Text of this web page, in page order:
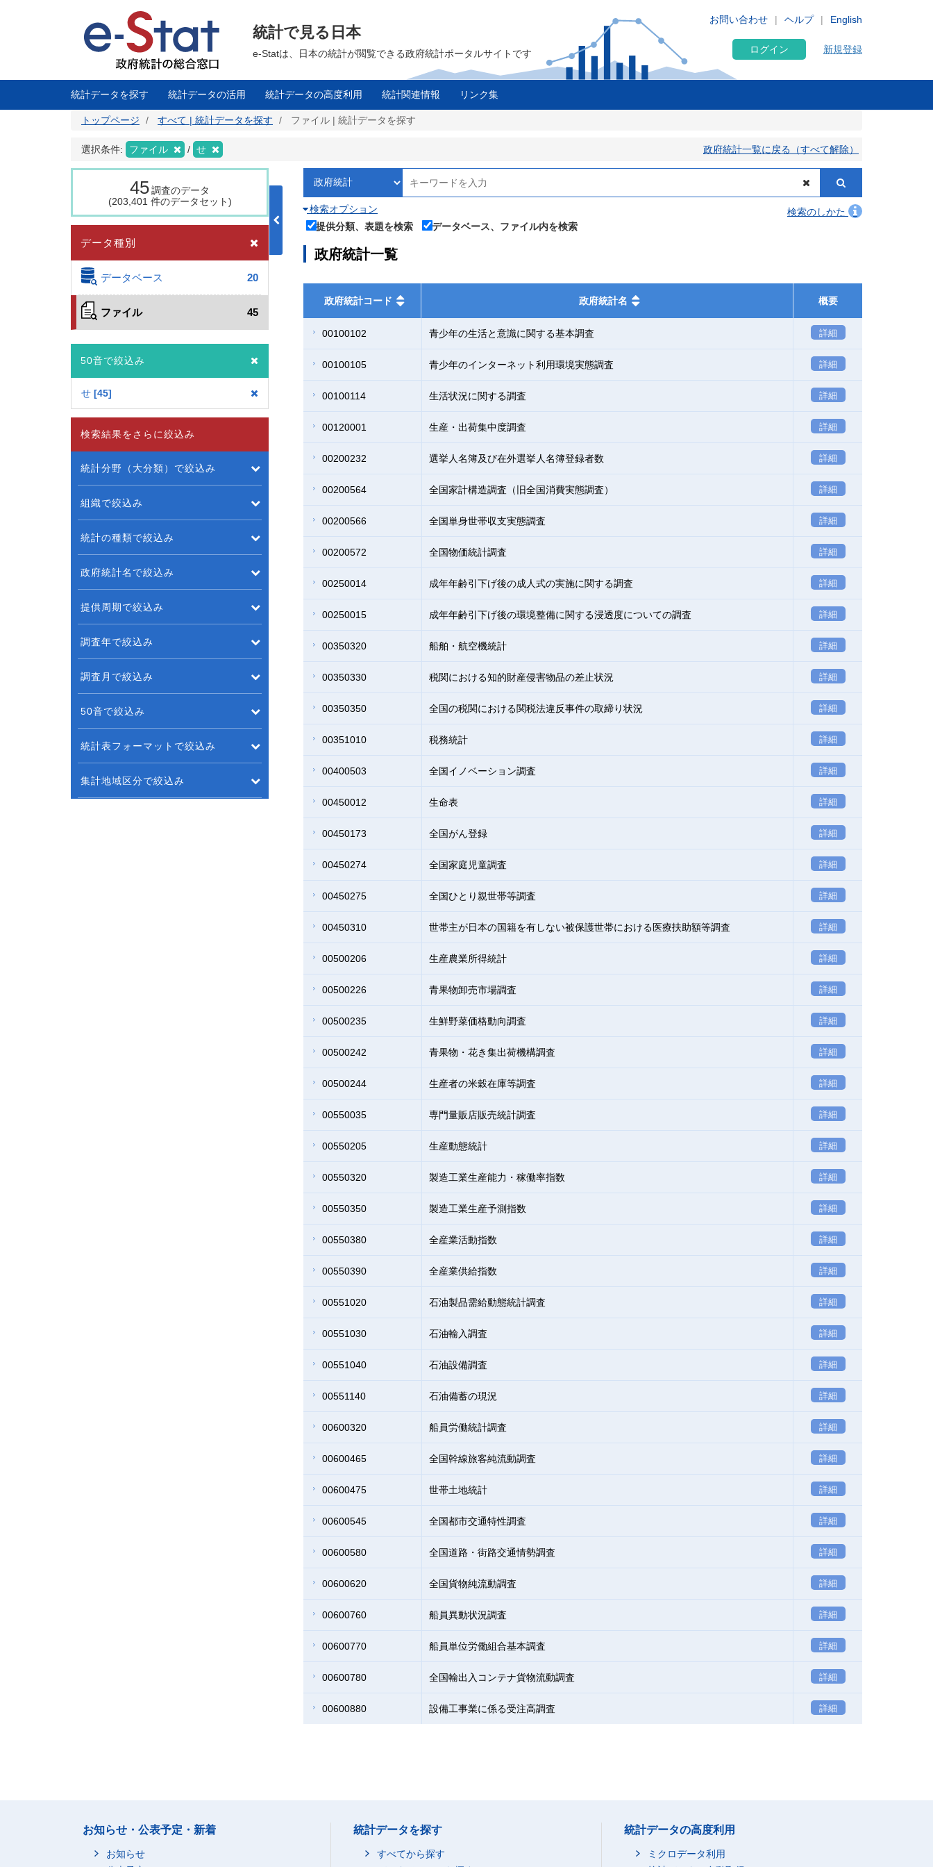
に
English
お問い合わせ ヘルプ
統計で見る日本
e-Statは、日本の統計が閲覧できる政府統計ポータルサイトです ログイン 新規登録
統計データを探す 統計データの活用 統計データの高度利用 統計関連情報 リンク集
トップページ すべて | 統計データを探す ファイル | 統計データを探す
選択条件: ファイル せ 政府統計一覧に戻る（すべて解除）
45調査のデータ
(203,401 件のデータセット)
データ種別
データベース 20
ファイル 45
50音で絞込み
せ 45
検索オプション
検索のしかた
提供分類、表題を検索
データベース、ファイル内を検索
政府統計一覧
政府統計コード 政府統計名 概要
00100102 青少年の生活と意識に関する基本調査 詳細
00100105 青少年のインターネット利用環境実態調査 詳細
00100114 生活状況に関する調査 詳細
00120001 生産・出荷集中度調査 詳細
00200232 選挙人名簿及び在外選挙人名簿登録者数 詳細
00200564 全国家計構造調査（旧全国消費実態調査） 詳細
00200566 全国単身世帯収支実態調査 詳細
00200572 全国物価統計調査 詳細
00250014 成年年齢引下げ後の成人式の実施に関する調査 詳細
00250015 成年年齢引下げ後の環境整備に関する浸透度についての調査 詳細
00350320 船舶・航空機統計 詳細
00350330 税関における知的財産侵害物品の差止状況 詳細
00350350 全国の税関における関税法違反事件の取締り状況 詳細
00351010 税務統計 詳細
00400503 全国イノベーション調査 詳細
00450012 生命表 詳細
00450173 全国がん登録 詳細
00450274 全国家庭児童調査 詳細
00450275 全国ひとり親世帯等調査 詳細
00450310 世帯主が日本の国籍を有しない被保護世帯における医療扶助額等調査 詳細
00500206 生産農業所得統計 詳細
00500226 青果物卸売市場調査 詳細
00500235 生鮮野菜価格動向調査 詳細
00500242 青果物・花き集出荷機構調査 詳細
00500244 生産者の米穀在庫等調査 詳細
00550035 専門量販店販売統計調査 詳細
00550205 生産動態統計 詳細
00550320 製造工業生産能力・稼働率指数 詳細
00550350 製造工業生産予測指数 詳細
00550380 全産業活動指数 詳細
00550390 全産業供給指数 詳細
00551020 石油製品需給動態統計調査 詳細
00551030 石油輸入調査 詳細
00551040 石油設備調査 詳細
00551140 石油備蓄の現況 詳細
00600320 船員労働統計調査 詳細
00600465 全国幹線旅客純流動調査 詳細
00600475 世帯土地統計 詳細
00600545 全国都市交通特性調査 詳細
00600580 全国道路・街路交通情勢調査 詳細
00600620 全国貨物純流動調査 詳細
00600760 船員異動状況調査 詳細
00600770 船員単位労働組合基本調査 詳細
00600780 全国輸出入コンテナ貨物流動調査 詳細
00600880 設備工事業に係る受注高調査 詳細
検索結果をさらに絞込み
統計分野（大分類）で絞込み
組織で絞込み
統計の種類で絞込み
政府統計名で絞込み
提供周期で絞込み
調査年で絞込み
調査月で絞込み
50音で絞込み
統計表フォーマットで絞込み
集計地域区分で絞込み
お知らせ・公表予定・新着
お知らせ
統計データを探す
すべてから探す
統計データの高度利用
ミクロデータ利用